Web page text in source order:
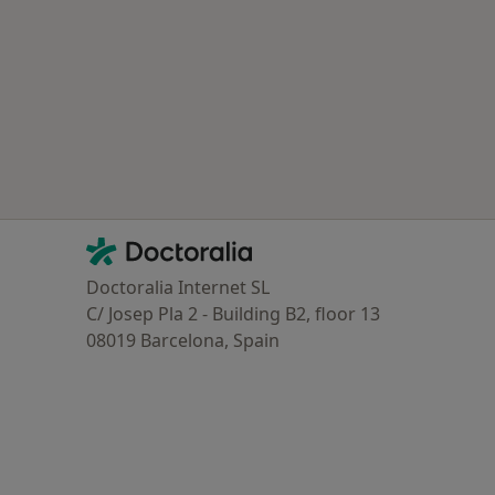
Contacto
Doctoralia - Homepage
Doctoralia Internet SL
C/ Josep Pla 2 - Building B2, floor 13
08019 Barcelona, Spain